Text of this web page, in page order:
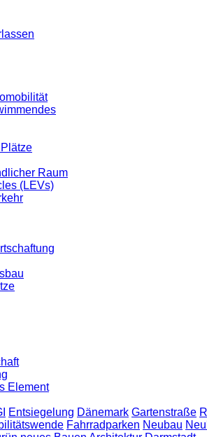
Raum
(LEVs)
Element
Entsiegelung Dänemark Gartenstraße
Fahrradparken Neubau